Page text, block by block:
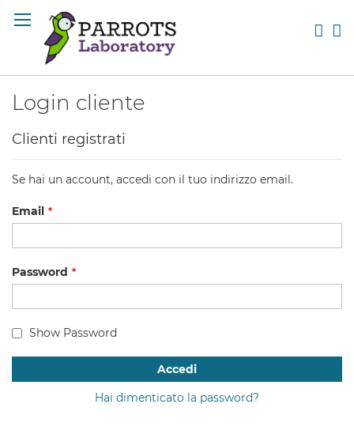
al
contenuto
Cerca
Login cliente
Clienti registrati
Se hai un account, accedi con il tuo indirizzo email.
Email
Password
Show Password
Accedi
Hai dimenticato la password?